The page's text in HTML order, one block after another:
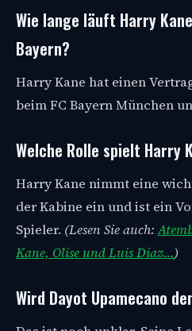
Wie lange läuft Harry
Bayern?
Harry Kane hat einen
beim FC Bayern München
Welche Rolle spielt Harry
Harry Kane nimmt eine
der Kabine ein und ist ein
Spieler. (Lesen Sie auch:
Kane, Olise und Luis Diaz…)
Wird Dayot Upamecano